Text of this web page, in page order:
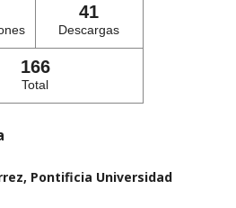
41
Descargas
166
Total
Pontificia Universidad